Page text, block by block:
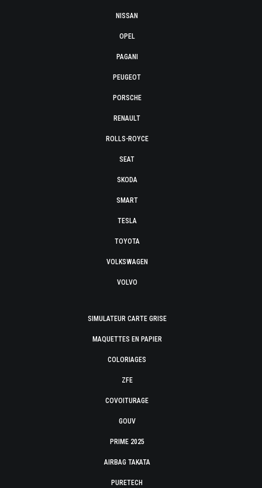
NISSAN
OPEL
PAGANI
PEUGEOT
PORSCHE
RENAULT
ROLLS-ROYCE
SEAT
SKODA
SMART
TESLA
TOYOTA
VOLKSWAGEN
VOLVO
SIMULATEUR CARTE GRISE
MAQUETTES EN PAPIER
COLORIAGES
ZFE
COVOITURAGE
GOUV
PRIME 2025
AIRBAG TAKATA
PURETECH